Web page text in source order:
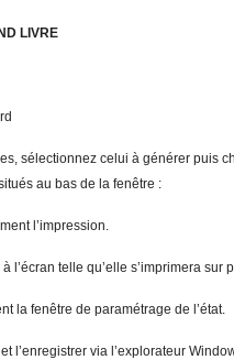
N D LIVRE
sélectionnez celui à générer puis
au bas de la fenêtre :
l’impression.
l’écran telle qu’elle s’imprimera sur
la fenêtre de paramétrage de l’état.
l’enregistrer via l’explorateur